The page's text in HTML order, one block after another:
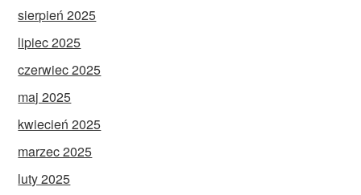
sierpień 2025
lipiec 2025
czerwiec 2025
maj 2025
kwiecień 2025
marzec 2025
luty 2025